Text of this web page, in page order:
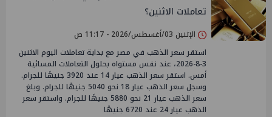
تعاملات الاثنين؟
الإثنين 03/أغسطس/2026 - 11:17 ص
استقر سعر الذهب في مصر مع بداية تعاملات اليوم الاثنين
3-8-2026، عند نفس مستواه بحلول التعاملات المسائية
أمس. استقر سعر الذهب عيار 14 عند 3920 جنيهًا للجرام.
وسجل سعر الذهب عيار 18 نحو 5040 جنيهًا للجرام. وبلغ
سعر الذهب عيار 21 نحو 5880 جنيهًا للجرام. واستقر سعر
الذهب عيار 24 عند 6720 جنيهًا